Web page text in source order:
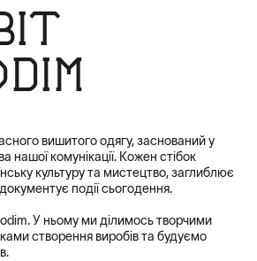
вишитого одягу, заснований у
нашої комунікації. Кожен стібок
культуру та мистецтво, заглиблює
документує події сьогодення.
У ньому ми ділимось творчими
створення виробів та будуємо